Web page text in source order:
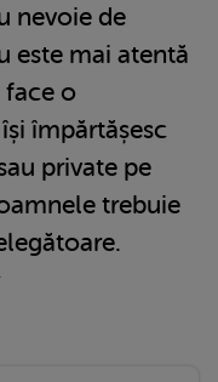
nevoie de
este mai atentă
face o
împărtășesc
private pe
trebuie